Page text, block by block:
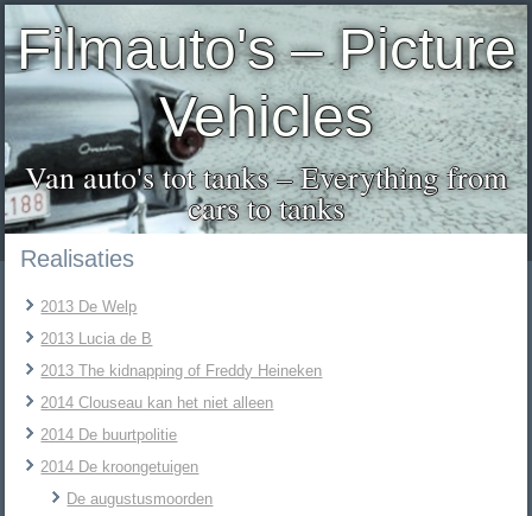
Filmauto's – Picture
Vehicles
Van auto's tot tanks – Everything from
cars to tanks
Realisaties
2013 De Welp
2013 Lucia de B
2013 The kidnapping of Freddy Heineken
2014 Clouseau kan het niet alleen
2014 De buurtpolitie
2014 De kroongetuigen
De augustusmoorden